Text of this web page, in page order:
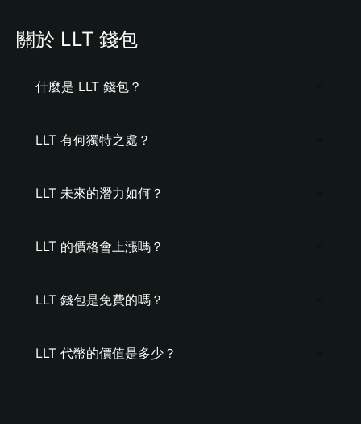
關於 LLT 錢包
什麼是 LLT 錢包？
LLT 有何獨特之處？
LLT 未來的潛力如何？
LLT 的價格會上漲嗎？
LLT 錢包是免費的嗎？
LLT 代幣的價值是多少？